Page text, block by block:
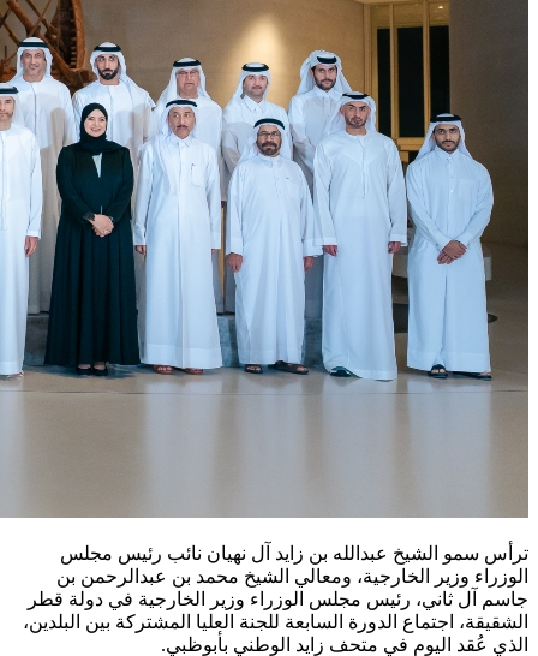
ترأس سمو الشيخ عبدالله بن زايد آل نهيان نائب رئيس مجلس
الوزراء وزير الخارجية، ومعالي الشيخ محمد بن عبدالرحمن بن
جاسم آل ثاني، رئيس مجلس الوزراء وزير الخارجية في دولة قطر
الشقيقة، اجتماع الدورة السابعة للجنة العليا المشتركة بين البلدين،
الذي عُقد اليوم في متحف زايد الوطني بأبوظبي.